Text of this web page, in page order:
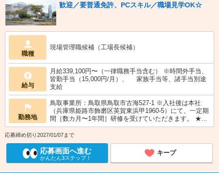
歓迎／要普通免許、PCスキル／職場見学OK☆
職種
現場管理職候補（工場長候補）
給与
月給339,100円〜（一律職務手当含む） ※時間外手当、
皆勤手当（15,000円/月）、 家族手当等、諸手当別途
支給
勤務地
鳥取事業所：鳥取県鳥取市古海527-1 ※入社後は本社
（兵庫県姫路市飾磨区英賀東浜甲1960-5）にて、一定期
間［数カ月〜1年間］研修を受けていただきます。 ★...
応募締め切り2027/01/07まで
応募画面へ進む
かんたん3ステップ！
キープ